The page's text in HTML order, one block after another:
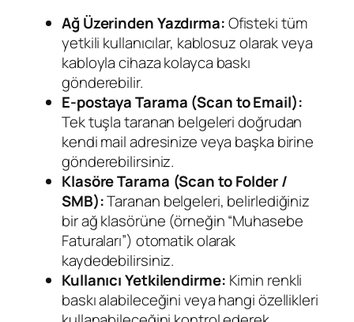
Ağ Üzerinden Yazdırma:Ofisteki tüm
yetkili kullanıcılar, kablosuz olarak veya
kabloyla cihaza kolayca baskı
gönderebilir.
E-postaya Tarama (Scan to Email):
Tek tuşla taranan belgeleri doğrudan
kendi mail adresinize veya başka birine
gönderebilirsiniz.
Klasöre Tarama (Scan to Folder /
SMB):Taranan belgeleri, belirlediğiniz
bir ağ klasörüne (örneğin “Muhasebe
Faturaları”) otomatik olarak
kaydedebilirsiniz.
Kullanıcı Yetkilendirme: Kimin renkli
baskı alabileceğini veya hangi özellikleri